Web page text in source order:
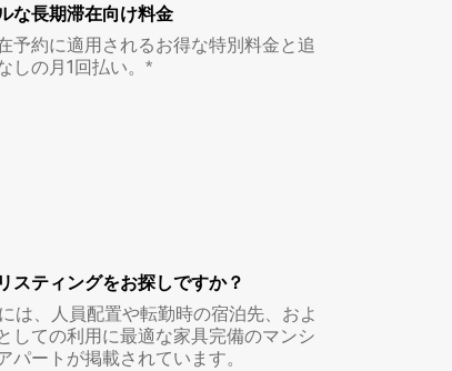
な長期滞在向け料金
予約に適用されるお得な特別料金と追
しの月1回払い。*
スティングをお探しですか？
は、人員配置や転勤時の宿泊先、およ
しての利用に最適な家具完備のマンシ
パートが掲載されています。